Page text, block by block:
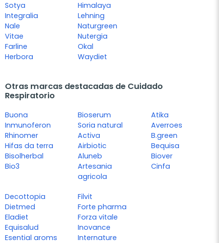
Sotya
Integralia
Nale
Vitae
Farline
Herbora
Himalaya
Lehning
Naturgreen
Nutergia
Okal
Waydiet
Otras marcas destacadas de Cuidado
Respiratorio
Buona
Inmunoferon
Rhinomer
Hifas da terra
Bisolherbal
Bio3
Bioserum
Soria natural
Activa
Airbiotic
Aluneb
Artesania
agricola
Atika
Averroes
B.green
Bequisa
Biover
Cinfa
Decottopia
Dietmed
Eladiet
Equisalud
Esential aroms
Filvit
Forte pharma
Forza vitale
Inovance
Internature